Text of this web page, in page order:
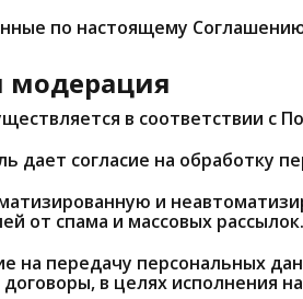
по настоящему
модерация
в соответствии с
дает согласие на обработку
и
от спама и массовых рассылок.
на передачу персональных
в целях исполнения